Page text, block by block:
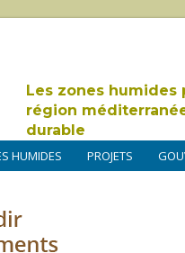
Les zones humides
région
durable
HUMIDES PROJETS